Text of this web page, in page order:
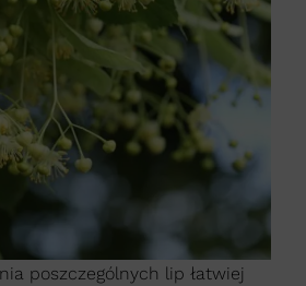
poszczególnych lip łatwiej